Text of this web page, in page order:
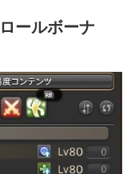
ールボーナ